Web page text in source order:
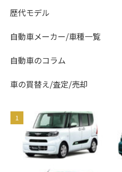
歴代モデル
自動車メーカー/車種一覧
自動車のコラム
車の買替え/査定/売却